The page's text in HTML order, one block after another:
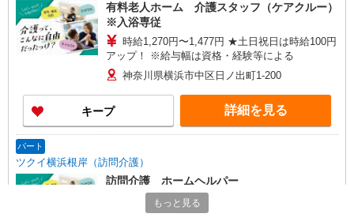
有料老人ホーム 介護スタッフ（ケアクルー）
※入浴専従
時給1,270円〜1,477円 ★土日祝日は時給100円
アップ！ ※給与幅は資格・経験等による
神奈川県横浜市中区日ノ出町1-200
キープ 詳細を見る
パート
ツクイ横浜根岸（訪問介護）
訪問介護 ホームヘルパー
時給1,305円〜1,892円 ★土日祝日は時給100円
アップ！ ・特定事業所加算手当:60円/時間 ・身体
もっと見る